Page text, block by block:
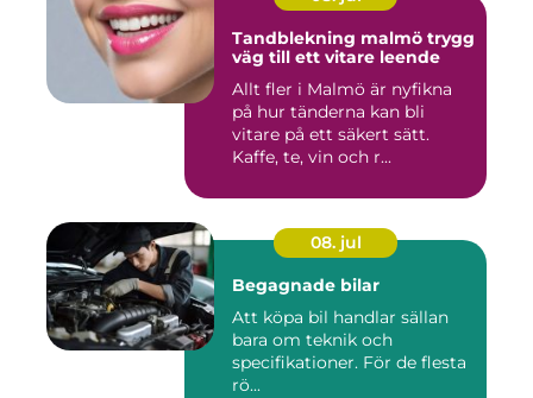
Tandblekning malmö trygg
väg till ett vitare leende
Allt fler i Malmö är nyfikna
på hur tänderna kan bli
vitare på ett säkert sätt.
Kaffe, te, vin och r...
08. jul
Begagnade bilar
Att köpa bil handlar sällan
bara om teknik och
specifikationer. För de flesta
rö...